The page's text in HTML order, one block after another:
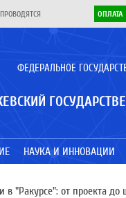
ОПЛАТА
ФЕДЕРАЛЬНОЕ
НАУКА И ИННОВАЦИИ
в "Ракурсе": от проекта до